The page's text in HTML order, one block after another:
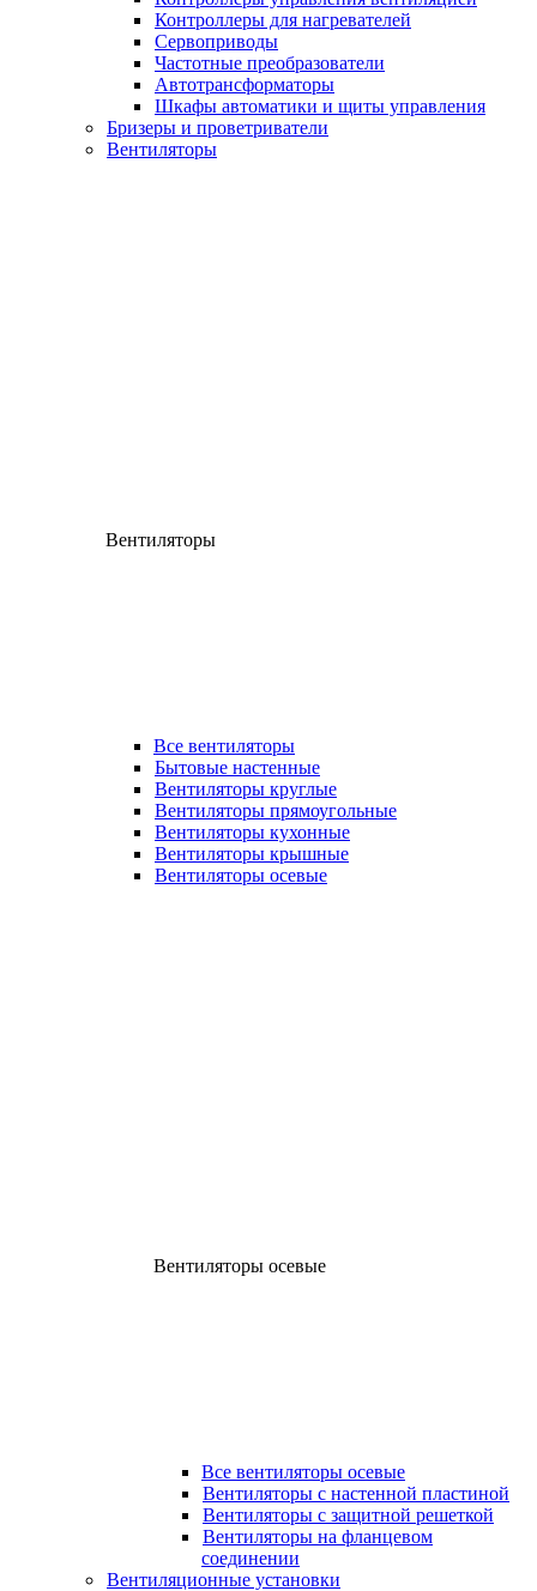
Контроллеры для нагревателей
Сервоприводы
Частотные преобразователи
Автотрансформаторы
Шкафы автоматики и щиты управления
Бризеры и проветриватели
Вентиляторы
Вентиляторы
Все вентиляторы
Бытовые настенные
Вентиляторы круглые
Вентиляторы прямоугольные
Вентиляторы кухонные
Вентиляторы крышные
Вентиляторы осевые
Вентиляторы осевые
Все вентиляторы осевые
Вентиляторы с настенной пластиной
Вентиляторы с защитной решеткой
Вентиляторы на фланцевом
соединении
Вентиляционные установки